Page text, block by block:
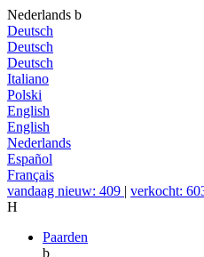
Nederlands b
Deutsch
Deutsch
Deutsch
Italiano
Polski
English
English
Nederlands
Español
Français
vandaag nieuw: 409 | verkocht:
H
Paarden
b